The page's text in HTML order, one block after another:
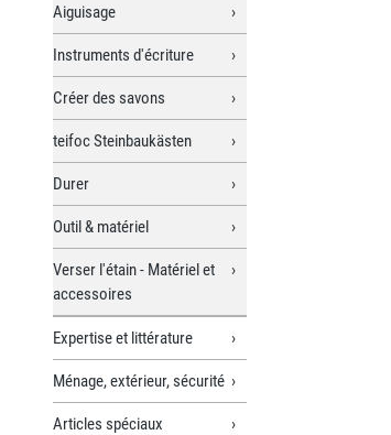
Aiguisage
Instruments d'écriture
Créer des savons
teifoc Steinbaukästen
Durer
Outil & matériel
Verser l'étain - Matériel et
accessoires
Expertise et littérature
Ménage, extérieur, sécurité
Articles spéciaux